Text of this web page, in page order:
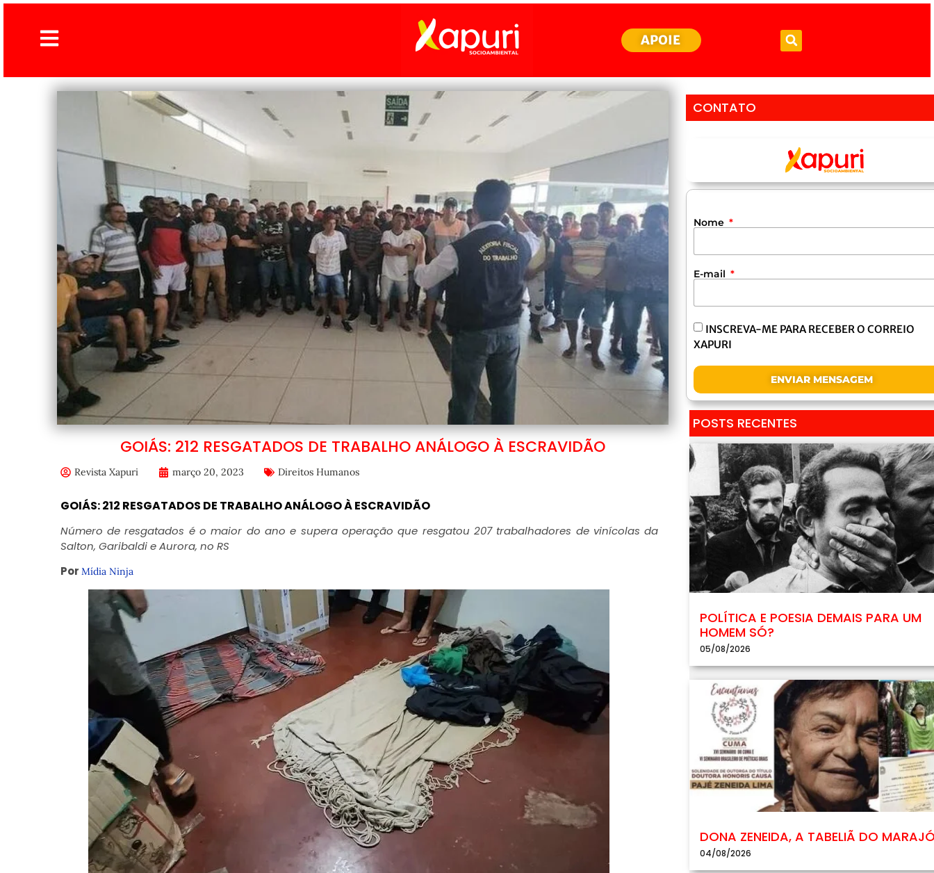
APOIE
GOIÁS: 212 RESGATADOS DE TRABALHO ANÁLOGO À ESCRAVIDÃO
Revista Xapuri março 20, 2023 Direitos Humanos
GOIÁS: 212 RESGATADOS DE TRABALHO ANÁLOGO À ESCRAVIDÃO
Número de resgatados é o maior do ano e supera operação que resgatou 207 trabalhadores de vinícolas da
Salton, Garibaldi e Aurora, no RS
Por Mídia Ninja
CONTATO
Nome
E-mail
INSCREVA-ME PARA RECEBER O CORREIO
XAPURI
ENVIAR MENSAGEM
POSTS RECENTES
POLÍTICA E POESIA DEMAIS PARA UM
HOMEM SÓ?
05/08/2026
DONA ZENEIDA, A TABELIÃ DO
04/08/2026